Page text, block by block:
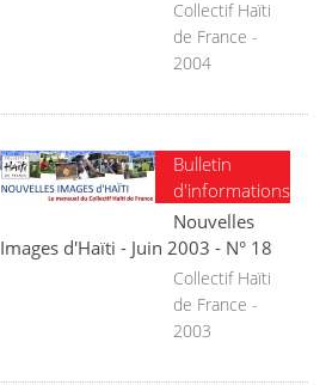
Collectif Haïti
de France -
2004
Bulletin
d'informations
Nouvelles
Images d'Haïti - Juin 2003 - N° 18
Collectif Haïti
de France -
2003